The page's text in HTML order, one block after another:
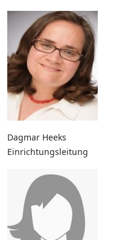
Dagmar Heeks
Einrichtungsleitung